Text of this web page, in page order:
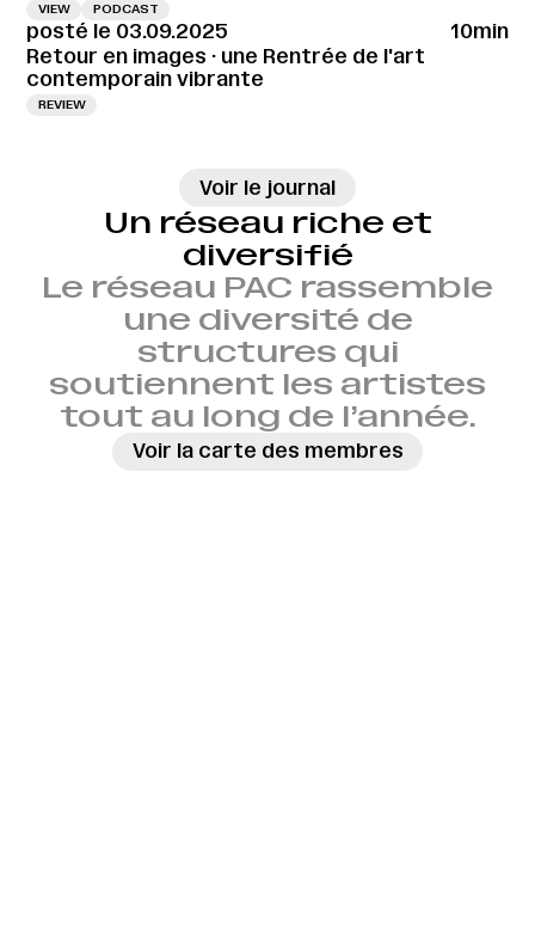
VIEW PODCAST
posté le 03.09.2025
10min
Retour en images · une Rentrée de l'art
contemporain vibrante
REVIEW
Voir le journal
Un réseau riche et
diversifié
Le réseau PAC rassemble
une diversité de
structures qui
soutiennent les artistes
tout au long de l’année.
Voir la carte des membres